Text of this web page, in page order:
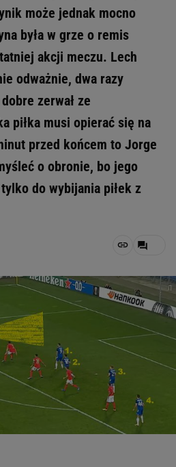
może jednak mocno
była w grze o remis
akcji meczu. Lech
odważnie, dwa razy
zerwał ze
piłka musi opierać się na
przed końcem to Jorge
o obronie, bo jego
do wybijania piłek z